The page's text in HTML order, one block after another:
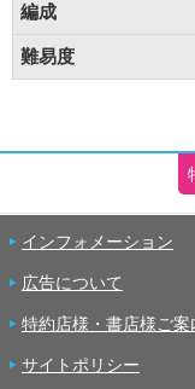
編成
難易度
インフォメーション
広告について
特約店様・書店様ご案
サイトポリシー